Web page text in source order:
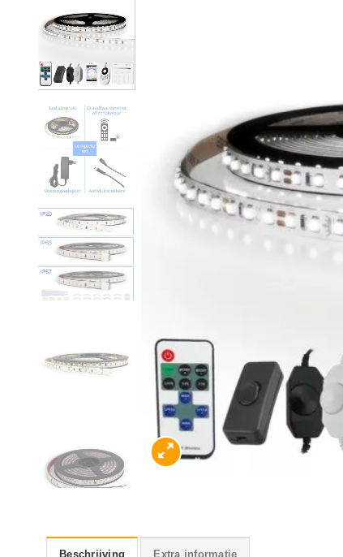
Beschrijving Extra informatie